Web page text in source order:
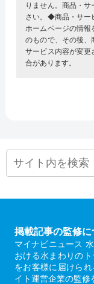
りません。商品・
さい。◆商品・サー
ホームページの情
のもので、その後、
サービス内容が変更
合があります。
掲載記事の監修に
マイナビニュース
おける水まわりの
をお客様に届けら
イト運営企業の監修